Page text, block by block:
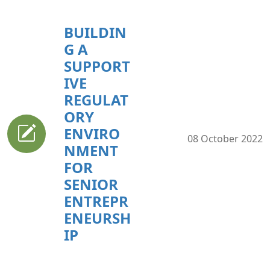
BUILDIN
G A
SUPPORT
IVE
REGULAT
ORY
ENVIRO
NMENT
FOR
SENIOR
ENTREPR
ENEURSH
IP
08 October 2022